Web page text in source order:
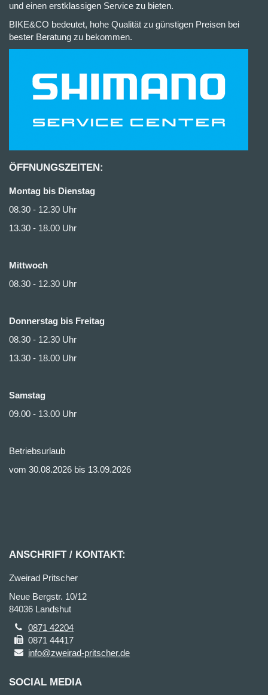
und einen erstklassigen Service zu bieten.
BIKE&CO bedeutet, hohe Qualität zu günstigen Preisen bei
bester Beratung zu bekommen.
ÖFFNUNGSZEITEN:
Montag bis Dienstag
08.30 - 12.30 Uhr
13.30 - 18.00 Uhr
Mittwoch
08.30 - 12.30 Uhr
Donnerstag bis Freitag
08.30 - 12.30 Uhr
13.30 - 18.00 Uhr
Samstag
09.00 - 13.00 Uhr
Betriebsurlaub
vom 30.08.2026 bis 13.09.2026
ANSCHRIFT / KONTAKT:
Zweirad Pritscher
Neue Bergstr. 10/12
84036 Landshut
0871 42204
0871 44417
info@zweirad-pritscher.de
SOCIAL MEDIA